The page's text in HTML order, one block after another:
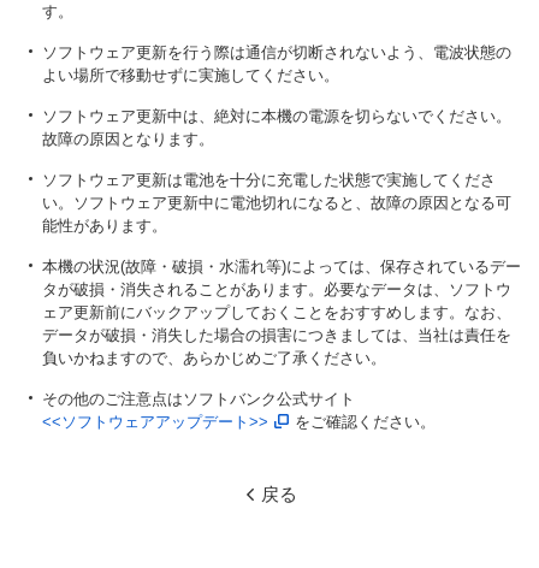
す。
ソフトウェア更新を行う際は通信が切断されないよう、電波状態の
よい場所で移動せずに実施してください。
ソフトウェア更新中は、絶対に本機の電源を切らないでください。
故障の原因となります。
ソフトウェア更新は電池を十分に充電した状態で実施してくださ
い。ソフトウェア更新中に電池切れになると、故障の原因となる可
能性があります。
本機の状況(故障・破損・水濡れ等)によっては、保存されているデー
タが破損・消失されることがあります。必要なデータは、ソフトウ
ェア更新前にバックアップしておくことをおすすめします。なお、
データが破損・消失した場合の損害につきましては、当社は責任を
負いかねますので、あらかじめご了承ください。
その他のご注意点はソフトバンク公式サイト
<<ソフトウェアアップデート>>
をご確認ください。
戻る